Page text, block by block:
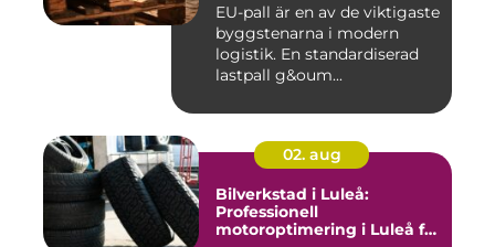
EU-pall är en av de viktigaste
byggstenarna i modern
logistik. En standardiserad
lastpall g&oum...
02. aug
Bilverkstad i Luleå:
Professionell
motoroptimering i Luleå för